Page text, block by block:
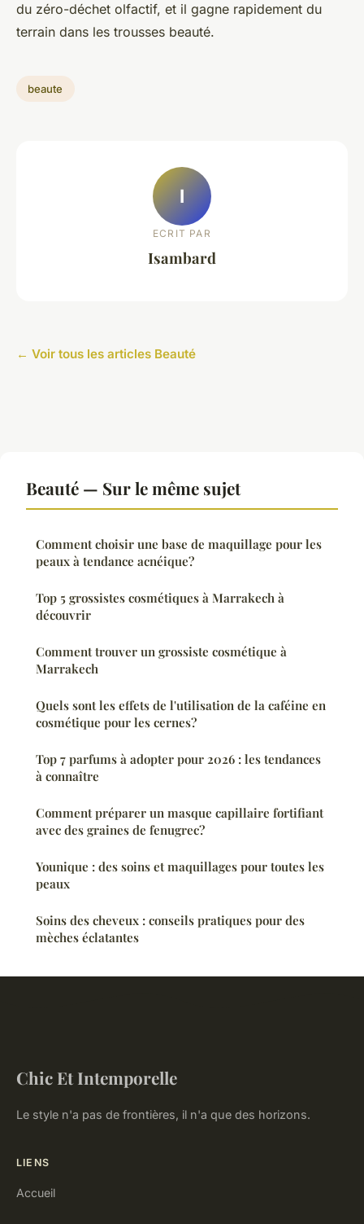
du zéro-déchet olfactif, et il gagne rapidement du
terrain dans les trousses beauté.
beaute
I
ECRIT PAR
Isambard
← Voir tous les articles Beauté
Beauté — Sur le même sujet
Comment choisir une base de maquillage pour les
peaux à tendance acnéique?
Top 5 grossistes cosmétiques à Marrakech à
découvrir
Comment trouver un grossiste cosmétique à
Marrakech
Quels sont les effets de l'utilisation de la caféine en
cosmétique pour les cernes?
Top 7 parfums à adopter pour 2026 : les tendances
à connaître
Comment préparer un masque capillaire fortifiant
avec des graines de fenugrec?
Younique : des soins et maquillages pour toutes les
peaux
Soins des cheveux : conseils pratiques pour des
mèches éclatantes
Chic Et Intemporelle
Le style n'a pas de frontières, il n'a que des horizons.
LIENS
Accueil